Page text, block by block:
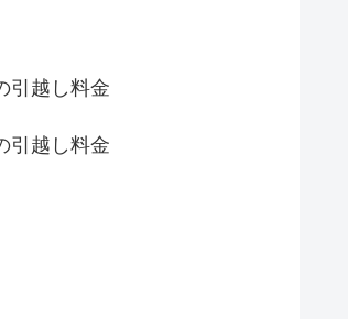
引越し料金
引越し料金